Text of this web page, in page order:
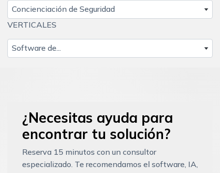
Concienciación de Seguridad
VERTICALES
Software de...
¿Necesitas ayuda para
encontrar tu solución?
Reserva 15 minutos con un consultor
especializado. Te recomendamos el software, IA,